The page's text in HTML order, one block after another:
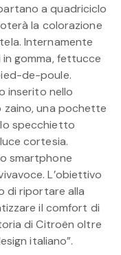
a quadriciclo
la colorazione
Internamente
gomma, fettucce
de-poule.
inserito nello
zaino, una pochette
specchietto
cortesia.
smartphone
L’obiettivo
di riportare alla
il comfort di
di Citroën oltre
italiano”.